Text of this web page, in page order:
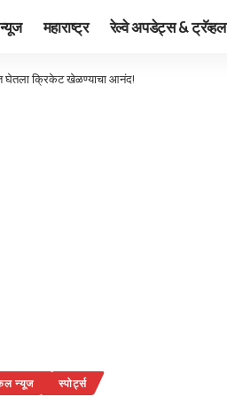
महाराष्ट्र रेल्वे अपडेट्स & ट्रॅव्हल
घेतला क्रिकेट खेळण्याचा आनंद!
न्यूज स्पोर्ट्स